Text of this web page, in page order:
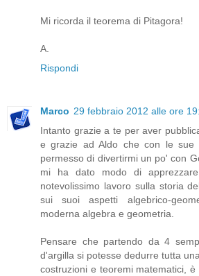
Mi ricorda il teorema di Pitagora!
A.
Rispondi
Marco 29 febbraio 2012 alle ore
Intanto grazie a te per aver
e grazie ad Aldo che con le sue
permesso di divertirmi un po' con
mi ha dato modo di
notevolissimo lavoro sulla storia
sui suoi aspetti algebrico-
moderna algebra e geometria.
Pensare che partendo da 4
d'argilla si potesse dedurre tutta
costruzioni e teoremi matematici,